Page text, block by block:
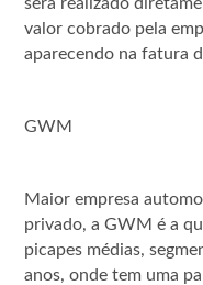
valor cobrado pela
aparecendo na fatura
GWM
Maior empresa
privado, a GWM é a
picapes médias,
anos, onde tem uma